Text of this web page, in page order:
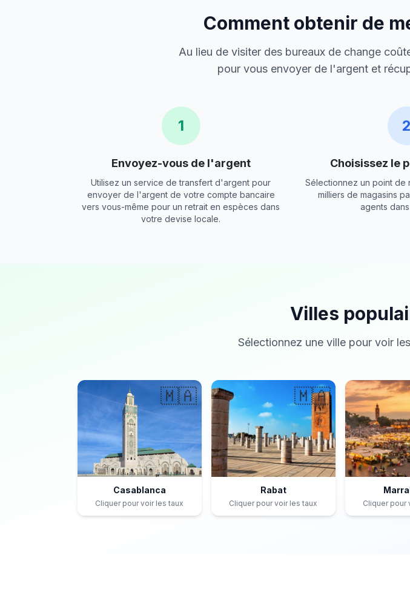
Comment obtenir de
Au lieu de visiter des bureaux de change
pour vous envoyer de l'argent et
1
Envoyez-vous de l'argent
Utilisez un service de transfert d'argent pour
envoyer de l'argent de votre compte bancaire
vers vous-même pour un retrait en espèces dans
votre devise locale.
2
Choisissez le
Sélectionnez un point de
milliers de magasins
agents
Villes
Sélectionnez une ville pour voir
🇲🇦
Casablanca
Cliquer pour voir les taux
🇲🇦
Rabat
Cliquer pour voir les taux Cliquer pour